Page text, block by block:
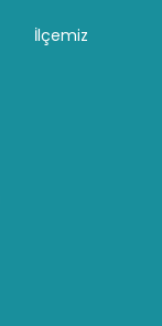
İlçemiz